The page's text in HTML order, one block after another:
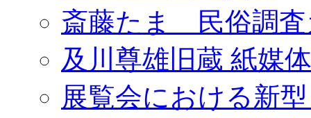
斎藤たま 民俗調査
及川尊雄旧蔵 紙媒
展覧会における新